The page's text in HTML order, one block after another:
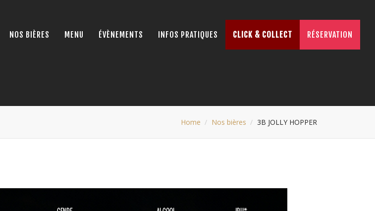
NOS BIÈRES MENU ÉVÈNEMENTS INFOS PRATIQUES CLICK & COLLECT RÉSERVATION
Home Nos bières 3B JOLLY HOPPER